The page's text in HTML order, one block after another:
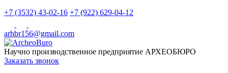
+7 (3532) 43-02-16 +7 (922) 629-04-12
arhbr156@gmail.com
Научно производственное предприятие АРХЕОБЮРО
Заказать звонок